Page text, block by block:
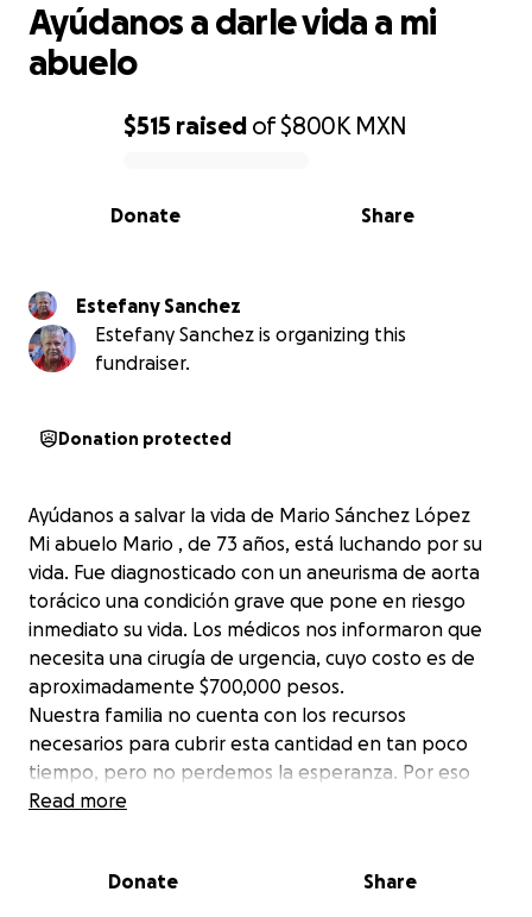
0% complete
$515 raised of$800K MXN
Share
Donate
Ayúdanos a darle vida a mi
abuelo
Estefany Sanchez
Estefany Sanchez is organizing this
fundraiser.
Donation protected
Ayúdanos a salvar la vida de Mario Sánchez López
Mi abuelo Mario , de 73 años, está luchando por su
vida. Fue diagnosticado con un aneurisma de aorta
torácico una condición grave que pone en riesgo
inmediato su vida. Los médicos nos informaron que
necesita una cirugía de urgencia, cuyo costo es de
aproximadamente $700,000 pesos.
Nuestra familia no cuenta con los recursos
necesarios para cubrir esta cantidad en tan poco
tiempo, pero no perdemos la esperanza. Por eso
acudimos a ustedes, con el corazón en la mano,
acerca un paso más a darle a mi abuelo la
Read more
Donate Share